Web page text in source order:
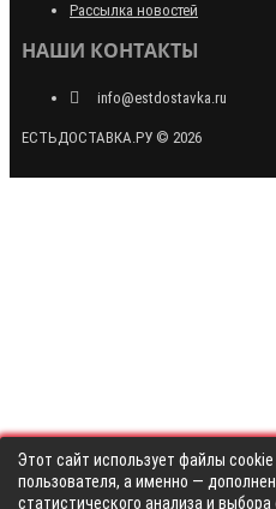
Рассылка новостей
НАШИ КОНТАКТЫ
info@estdostavka.ru
ЕСТЬДОСТАВКА.РУ © 2026
Этот сайт использует файлы
пользователя, а именно —
статистического анализа и